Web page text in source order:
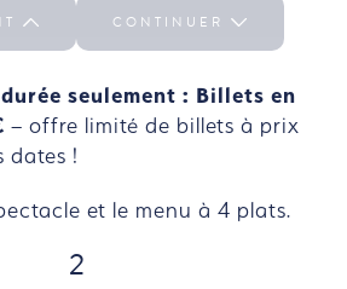
CONTINUER
seulement : Billets en
– offre limité de billets à prix
dates !
et le menu à 4 plats.
2